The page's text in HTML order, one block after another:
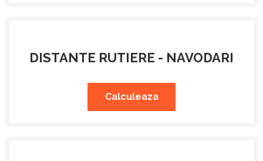
DISTANTE RUTIERE - NAVODARI
Calculeaza